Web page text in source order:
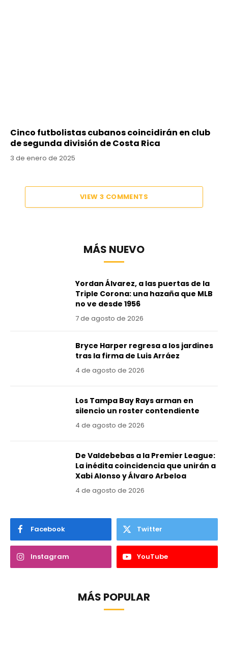
Cinco futbolistas cubanos coincidirán en club
de segunda división de Costa Rica
3 de enero de 2025
VIEW 3 COMMENTS
MÁS NUEVO
Yordan Álvarez, a las puertas de la
Triple Corona: una hazaña que MLB
no ve desde 1956
7 de agosto de 2026
Bryce Harper regresa a los jardines
tras la firma de Luis Arráez
4 de agosto de 2026
Los Tampa Bay Rays arman en
silencio un roster contendiente
4 de agosto de 2026
De Valdebebas a la Premier League:
La inédita coincidencia que unirán a
Xabi Alonso y Álvaro Arbeloa
4 de agosto de 2026
Facebook Twitter
Instagram YouTube
MÁS POPULAR